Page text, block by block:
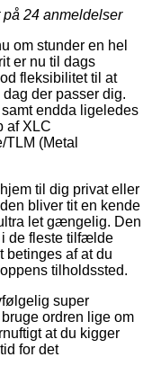
på 24 anmeldelser
om stunder en hel
er nu til dags
fleksibilitet til at
der passer dig.
endda ligeledes
af XLC
(Metal
til dig privat eller
bliver tit en kende
let gængelig. Den
i de fleste tilfælde
betinges af at du
tilholdssted.
super
ordren lige om
at du kigger
for det